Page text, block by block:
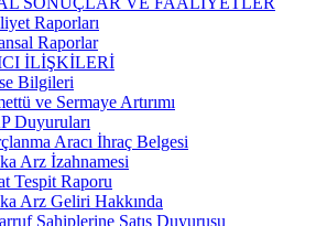
Raporları
Raporlar
İLİŞKİLERİ
Bilgileri
ve Sermaye Artırımı
Duyuruları
Aracı İhraç Belgesi
Arz İzahnamesi
Tespit Raporu
Arz Geliri Hakkında
Sahiplerine Satış Duyurusu